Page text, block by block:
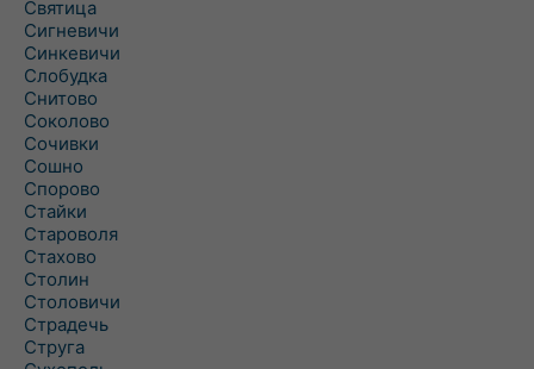
Святица
Сигневичи
Синкевичи
Слобудка
Снитово
Соколово
Сочивки
Сошно
Спорово
Стайки
Староволя
Стахово
Столин
Столовичи
Страдечь
Струга